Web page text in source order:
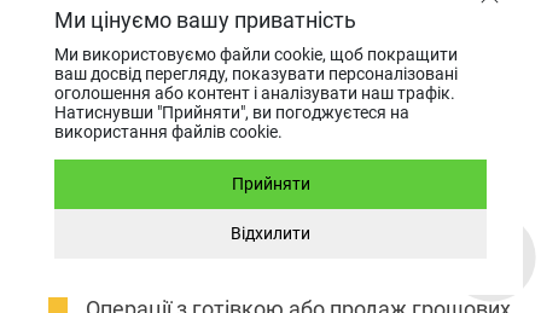
внутрішні системи).
Послуги у сфері віртуальних активів
(операції з криптовалютами та цифровими
активами). Найдинамічніший сектор.
Криптоліцензія в Канаді
офіційно здійснювати операції з
віртуальними валютами, включаючи їх
обмін (крипто-фиат, крипто-крипто),
Ми цінуємо вашу приватність
Ми використовуємо файли cookie, щоб покращити
ваш досвід перегляду, показувати персоналізовані
оголошення або контент і аналізувати наш трафік.
Натиснувши "Прийняти", ви погоджуєтеся на
використання файлів cookie.
Прийняти
Відхилити